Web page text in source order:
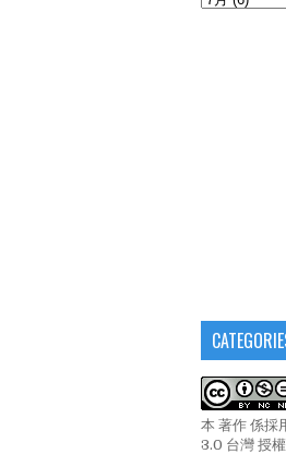
本 著作 係採
3.0 台灣 授